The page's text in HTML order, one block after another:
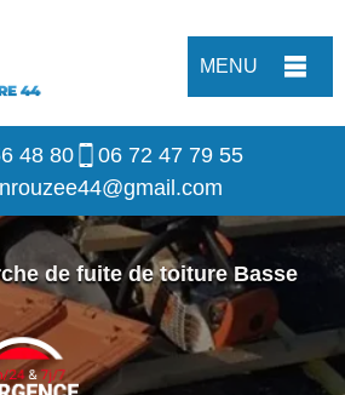
MENU
48 80
06 72 47 79 55
de fuite de toiture Basse